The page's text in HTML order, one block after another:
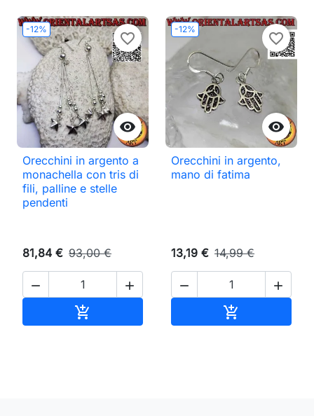
-12%

favorite_border
Orecchini in argento a
monachella con tris di
fili, palline e stelle
pendenti
81,84 € 93,00 €
 

-12%

favorite_border
Orecchini in argento,
mano di fatima
13,19 € 14,99 €
 
